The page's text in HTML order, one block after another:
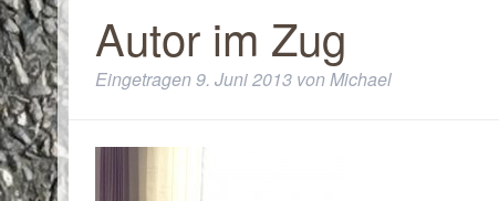
Autor im Zug
Eingetragen9. Juni 2013 vonMichael